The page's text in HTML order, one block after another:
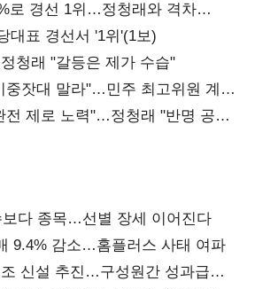
로 경선 1위…정청래와 격차
대표 경선서 '1위'(1보)
청래 "갈등은 제가 수습"
중잣대 말라"…민주 최고위원 계파
전 제로 노력"…정청래 "반명 공세
다 종목…선별 장세 이어진다
9.4% 감소…홈플러스 사태 여파
신설 추진…구성원간 성과급